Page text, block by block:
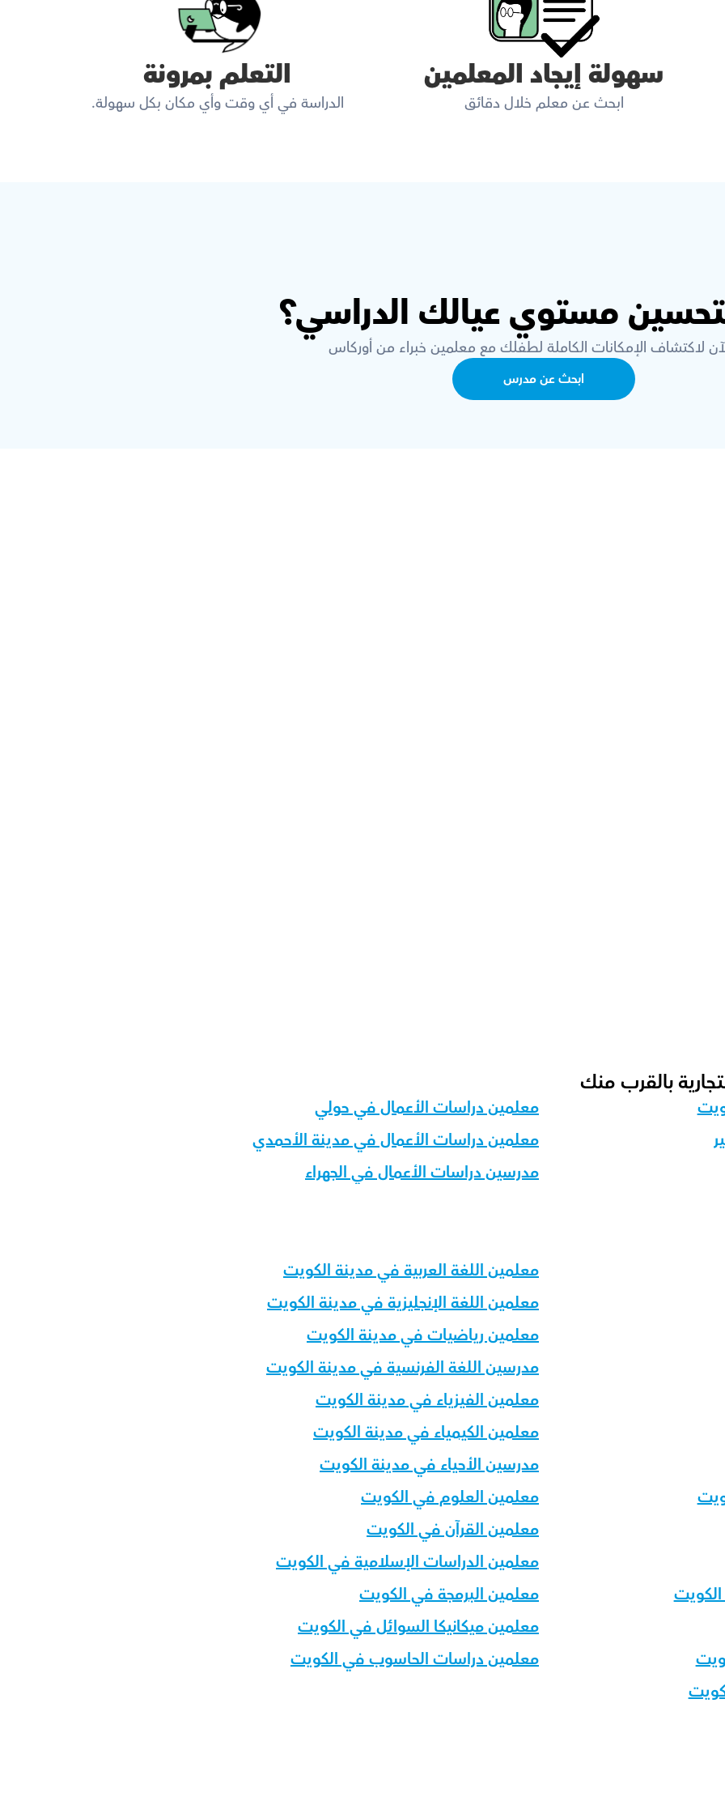
التعلم بمرونة
الدراسة في أي وقت وأي مكان بكل سهولة.
سهولة إيجاد المعلمين
ابحث عن معلم خلال دقائق
مستوي عيالك الدراسي؟
لاكتشاف الإمكانات الكاملة لطفلك مع معلمين خبراء من أوركاس
ابحث عن مدرس
بالقرب منك
معلمين دراسات الأعمال في حولي
معلمين دراسات الأعمال في مدينة الأحمدي
مدرسين دراسات الأعمال في الجهراء
معلمين اللغة العربية في مدينة الكويت
معلمين اللغة الإنجليزية في مدينة الكويت
معلمين رياضيات في مدينة الكويت
مدرسين اللغة الفرنسية في مدينة الكويت
معلمين الفيزياء في مدينة الكويت
معلمين الكيمياء في مدينة الكويت
مدرسين الأحياء في مدينة الكويت
معلمين العلوم في الكويت
معلمين القرآن في الكويت
معلمين الدراسات الإسلامية في الكويت
معلمين البرمجة في الكويت
معلمين ميكانيكا السوائل في الكويت
معلمين دراسات الحاسوب في الكويت